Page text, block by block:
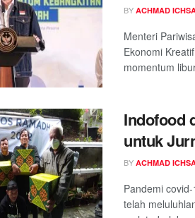
BY ACHMAD
Menteri
Ekonomi
momentum
Indofood
untuk
BY ACHMAD
Pandemi
telah